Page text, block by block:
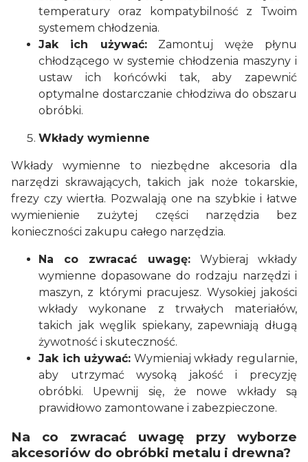
temperatury oraz kompatybilność z Twoim
systemem chłodzenia.
Jak ich używać:Zamontuj węże płynu
chłodzącego w systemie chłodzenia maszyny i
ustaw ich końcówki tak, aby zapewnić
optymalne dostarczanie chłodziwa do obszaru
obróbki.
Wkłady wymienne
Wkłady wymienne to niezbędne akcesoria dla
narzędzi skrawających, takich jak noże tokarskie,
frezy czy wiertła. Pozwalają one na szybkie i łatwe
wymienienie zużytej części narzędzia bez
konieczności zakupu całego narzędzia.
Na co zwracać uwagę:Wybieraj wkłady
wymienne dopasowane do rodzaju narzędzi i
maszyn, z którymi pracujesz. Wysokiej jakości
wkłady wykonane z trwałych materiałów,
takich jak węglik spiekany, zapewniają długą
żywotność i skuteczność.
Jak ich używać: Wymieniaj wkłady regularnie,
aby utrzymać wysoką jakość i precyzję
obróbki. Upewnij się, że nowe wkłady są
prawidłowo zamontowane i zabezpieczone.
Na co zwracać uwagę przy wyborze
akcesoriów do obróbki metalu i drewna?